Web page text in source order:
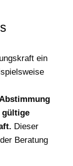
ein
gültige
Dieser
Beratung